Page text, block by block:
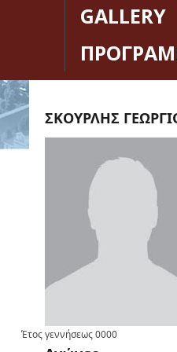
GALLERY
ΣΚΟΥΡΛΗΣ
Έτος γεννήσεως0000